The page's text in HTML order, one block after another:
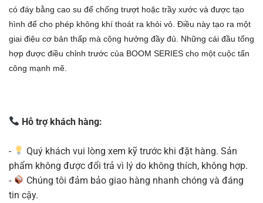
có đáy bằng cao su để chống trượt hoặc trầy xước và được tạo
hình để cho phép không khí thoát ra khỏi vỏ. Điều này tạo ra một
giai điệu cơ bản thấp mà cộng hưởng đầy đủ. Những cái đầu tổng
hợp được điều chỉnh trước của BOOM SERIES cho một cuộc tấn
công mạnh mẽ.
Hỗ trợ khách hàng:
-
Quý khách vui lòng xem kỹ trước khi đặt hàng. Sản
phẩm không được đổi trả vì lý do không thích, không hợp.
-
Chúng tôi đảm bảo giao hàng nhanh chóng và đáng
tin cậy.